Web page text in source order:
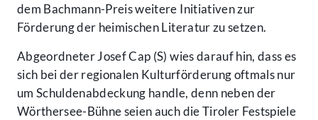
dem Bachmann-Preis weitere Initiativen zur
Förderung der heimischen Literatur zu setzen.
Abgeordneter Josef Cap (S) wies darauf hin, dass es
sich bei der regionalen Kulturförderung oftmals nur
um Schuldenabdeckung handle, denn neben der
Wörthersee-Bühne seien auch die Tiroler Festspiele